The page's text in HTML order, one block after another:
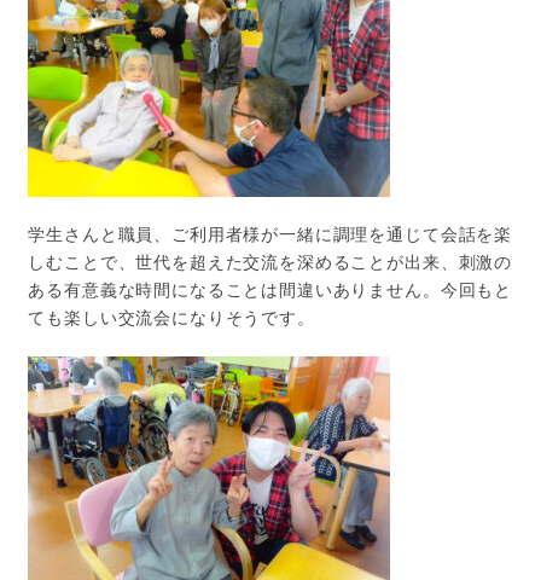
学生さんと職員、ご利用者様が一緒に調理を通じて会話を楽
しむことで、世代を超えた交流を深めることが出来、刺激の
ある有意義な時間になることは間違いありません。今回もと
ても楽しい交流会になりそうです。